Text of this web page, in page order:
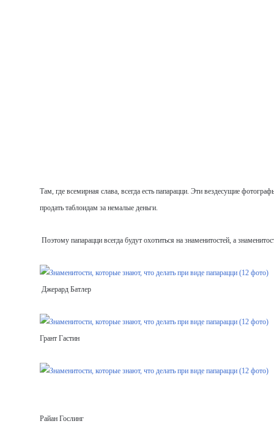
Там, где всемирная слава, всегда есть папарацци. Эти вездесущие
продать таблоидам за немалые деньги.
Поэтому папарацци всегда будут охотиться на знаменитостей, а
Джерард Батлер
Грант Гастин
Райан Гослинг